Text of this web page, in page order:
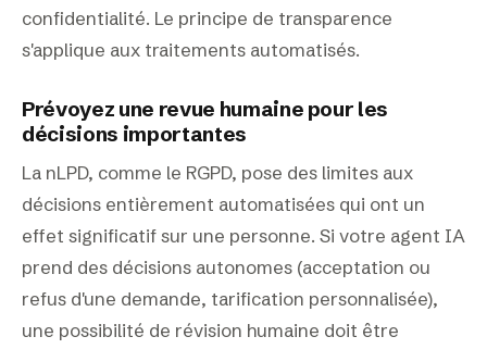
confidentialité. Le principe de transparence
s'applique aux traitements automatisés.
Prévoyez une revue humaine pour les
décisions importantes
La nLPD, comme le RGPD, pose des limites aux
décisions entièrement automatisées qui ont un
effet significatif sur une personne. Si votre agent IA
prend des décisions autonomes (acceptation ou
refus d'une demande, tarification personnalisée),
une possibilité de révision humaine doit être